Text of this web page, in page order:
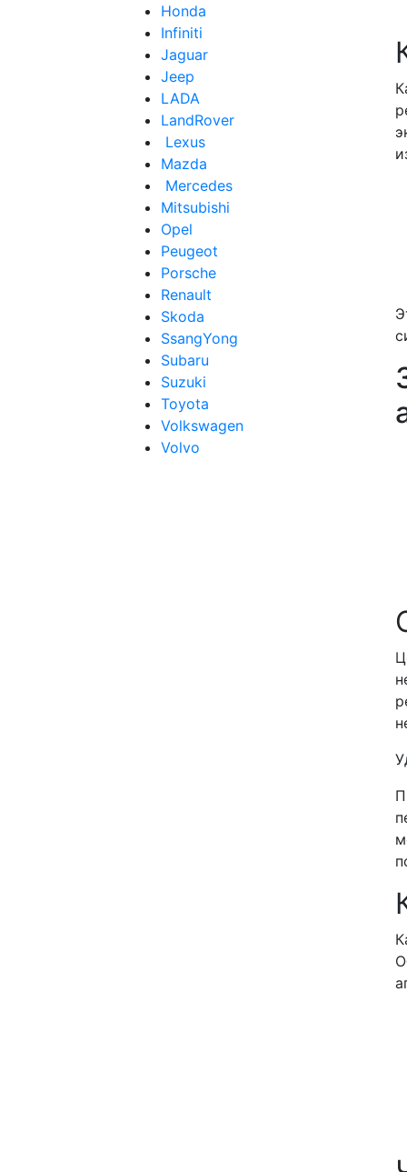
Honda
Infiniti
Jaguar
Jeep
LADA
LandRover
Lexus
Mazda
Mercedes
Mitsubishi
Opel
Peugeot
Porsche
Renault
Skoda
SsangYong
Subaru
Suzuki
Toyota
Volkswagen
Volvo